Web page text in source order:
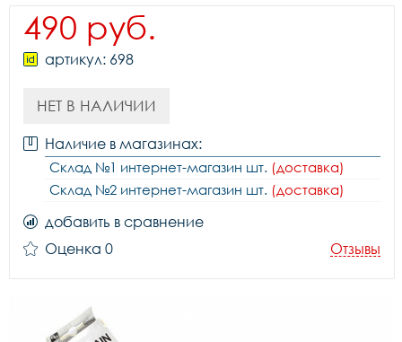
490 руб.
артикул: 698
НЕТ В НАЛИЧИИ
Наличие в магазинах:
Склад №1 интернет-магазин шт. (доставка)
Склад №2 интернет-магазин шт. (доставка)
добавить в сравнение
Оценка 0
Отзывы